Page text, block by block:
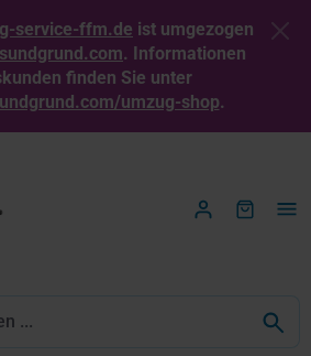
service-ffm.de ist umgezogen
. Informationen
finden Sie unter
umzug-shop.